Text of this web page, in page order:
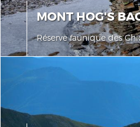
MONT HOG'S
Réserve faunique des